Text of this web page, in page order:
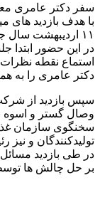
سفر دکتر عامری
با هدف بازديد های
۱۱ اردیبهشت سال جاری انجام شد
در این حضور ابتدا
استماع نقطه
دکتر عامری را به
سپس بازديد از
وصال گستر و اسوه
سخنگوی سازمان
تولیدکنندگان و
در طی بازديد
بر حل چالش ها